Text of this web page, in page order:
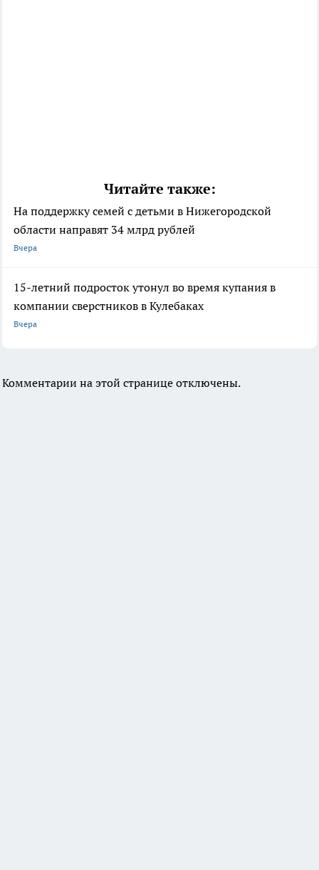
Читайте также:
На поддержку семей с детьми в Нижегородской
области направят 34 млрд рублей
Вчера
15-летний подросток утонул во время купания в
компании сверстников в Кулебаках
Вчера
Комментарии на этой странице отключены.